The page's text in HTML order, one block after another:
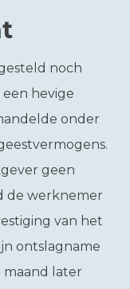
noch
hevige
onder
geen
de werknemer
van het
ontslagname
maand later